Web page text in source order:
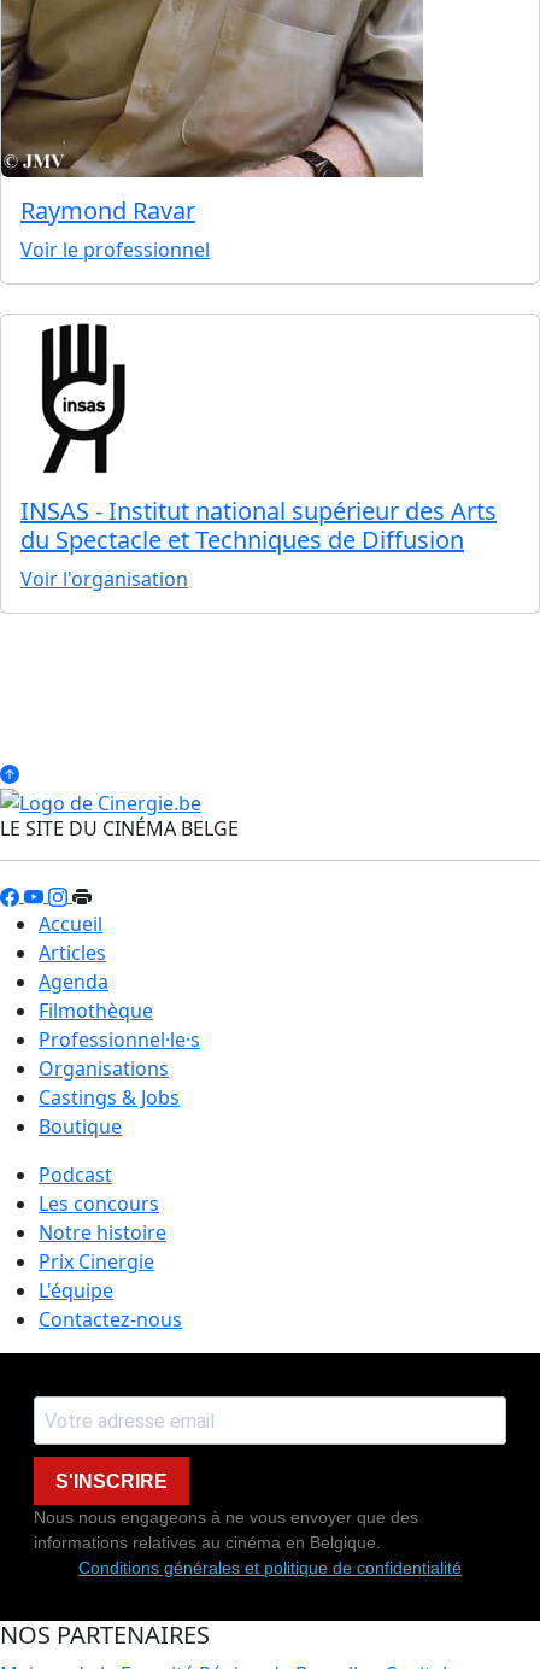
Raymond Ravar
Voir le professionnel
INSAS - Institut national supérieur des Arts
du Spectacle et Techniques de Diffusion
Voir l'organisation
LE SITE DU CINÉMA BELGE
Accueil
Articles
Agenda
Filmothèque
Professionnel·le·s
Organisations
Castings & Jobs
Boutique
Podcast
Les concours
Notre histoire
Prix Cinergie
L'équipe
Contactez-nous
S'INSCRIRE
Nous nous engageons à ne vous envoyer que des
informations relatives au cinéma en Belgique.
Conditions générales et politique de confidentialité
NOS PARTENAIRES